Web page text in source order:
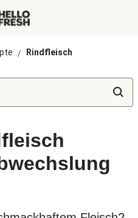
/ Rindfleisch